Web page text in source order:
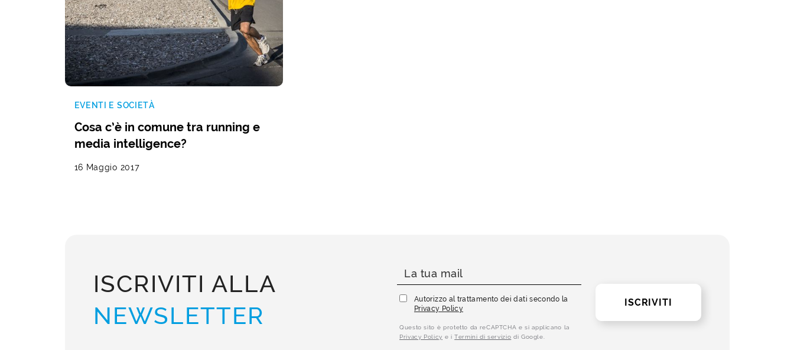
EVENTI E SOCIETÀ
Cosa c’è in comune tra running e
media intelligence?
16 Maggio 2017
ISCRIVITI ALLA
NEWSLETTER
Autorizzo al trattamento dei dati secondo la
Privacy Policy
Questo sito è protetto da reCAPTCHA e si applicano la
Privacy Policy e iTermini di servizio di Google.
ISCRIVITI